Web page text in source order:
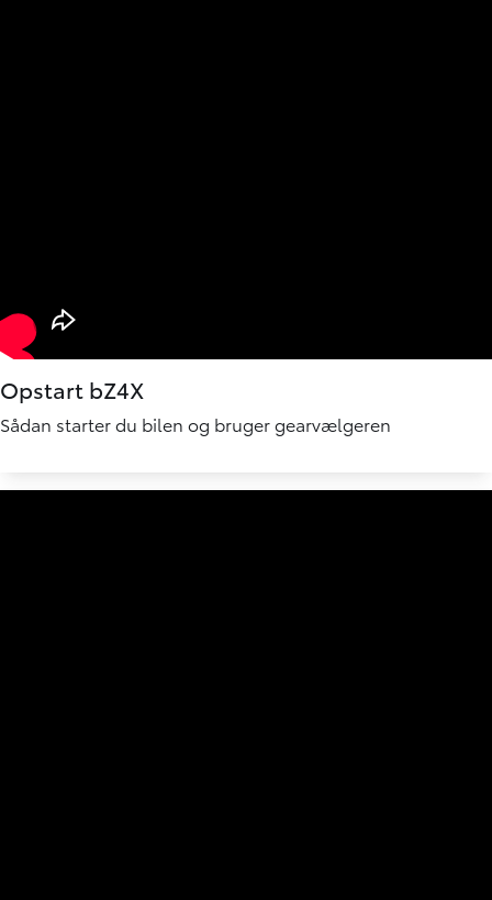
Opstart bZ4X
Sådan starter du bilen og bruger gearvælgeren